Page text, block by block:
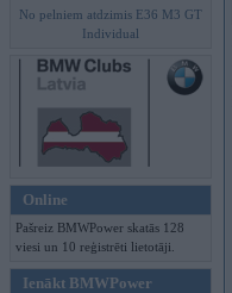
No pelniem atdzimis E36 M3 GT
Individual
Online
Pašreiz BMWPower skatās 128
viesi un 10 reģistrēti lietotāji.
Ienākt BMWPower